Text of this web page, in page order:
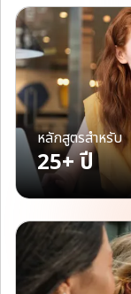
หลักสูตรสำหรับ
25+ ปี